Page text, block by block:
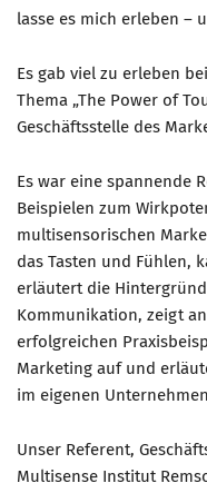
CLUB-KOMMUNIKATION
Clubmagazin
MCM Club TV
Mitglied werden
AKTUELLES
lasse es mich erleben –
Es gab viel zu erleben
Thema „The Power of
Geschäftsstelle des
Es war eine spannende
Beispielen zum
multisensorischen
das Tasten und Fühlen,
erläutert die
Kommunikation, zeigt
erfolgreichen
Marketing auf und
im eigenen
Unser Referent,
Multisense Institut